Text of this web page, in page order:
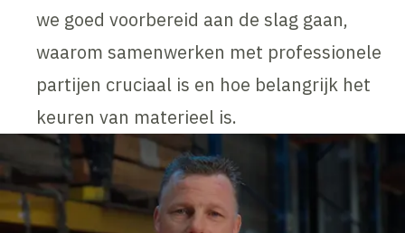
we goed voorbereid aan de slag gaan,
waarom samenwerken met professionele
partijen cruciaal is en hoe belangrijk het
keuren van materieel is.